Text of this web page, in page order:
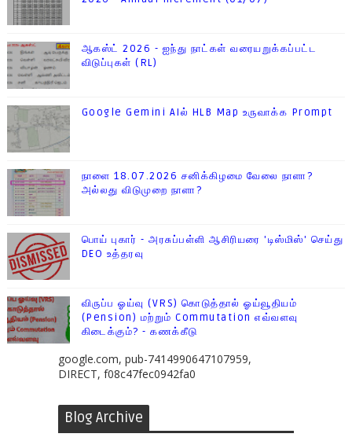
ஆகஸ்ட் 2026 - ஐந்து நாட்கள் வரையறுக்கப்பட்ட
விடுப்புகள் (RL)
Google Gemini AIல் HLB Map உருவாக்க Prompt
நாளை 18.07.2026 சனிக்கிழமை வேலை நாளா?
அல்லது விடுமுறை நாளா?
பொய் புகார் - அரசுப்பள்ளி ஆசிரியரை 'டிஸ்மிஸ்' செய்து
DEO உத்தரவு
விருப்ப ஓய்வு (VRS) கொடுத்தால் ஓய்வூதியம்
(Pension) மற்றும் Commutation எவ்வளவு
கிடைக்கும்? - கணக்கீடு
google.com, pub-7414990647107959,
DIRECT, f08c47fec0942fa0
Blog Archive